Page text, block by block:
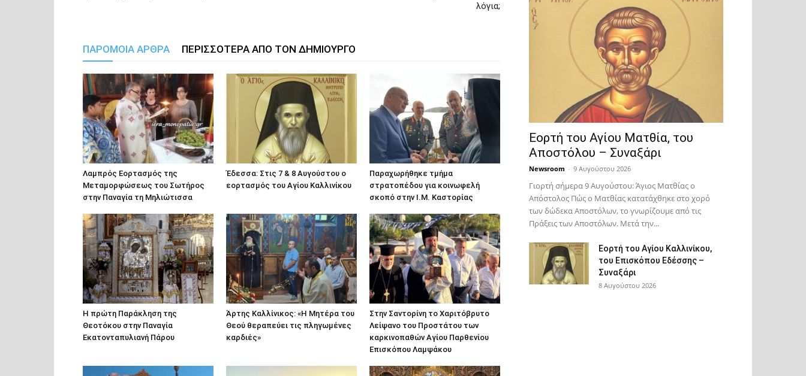
λόγια;
ΠΑΡΟΜΟΙΑ ΑΡΘΡΑ ΠΕΡΙΣΣΟΤΕΡΑ ΑΠΟ ΤΟΝ ΔΗΜΙΟΥΡΓΟ
Λαμπρός Εορτασμός της
Μεταμορφώσεως του Σωτήρος
στην Παναγία τη Μηλιώτισσα
Έδεσσα: Στις 7 & 8 Αυγούστου ο
εορτασμός του Αγίου Καλλινίκου
Παραχωρήθηκε τμήμα
στρατοπέδου για κοινωφελή
σκοπό στην Ι.Μ. Καστορίας
Η πρώτη Παράκληση της
Θεοτόκου στην Παναγία
Εκατονταπυλιανή Πάρου
Άρτης Καλλίνικος: «Η Μητέρα του
Θεού θεραπεύει τις πληγωμένες
καρδιές»
Στην Σαντορίνη το Χαριτόβρυτο
Λείψανο του Προστάτου των
καρκινοπαθών Αγίου Παρθενίου
Επισκόπου Λαμψάκου
Εορτή του Αγίου Ματθία, του
Αποστόλου – Συναξάρι
Newsroom - 9 Αυγούστου 2026
Γιορτή σήμερα 9 Αυγούστου: Άγιος Ματθίας ο
Απόστολος Πώς ο Ματθίας κατατάχθηκε στο χορό
των δώδεκα Αποστόλων, το γνωρίζουμε από τις
Πράξεις των Αποστόλων. Μετά την...
Εορτή του Αγίου Καλλινίκου,
του Επισκόπου Εδέσσης –
Συναξάρι
8 Αυγούστου 2026